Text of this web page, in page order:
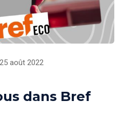
25 août 2022
dans Bref